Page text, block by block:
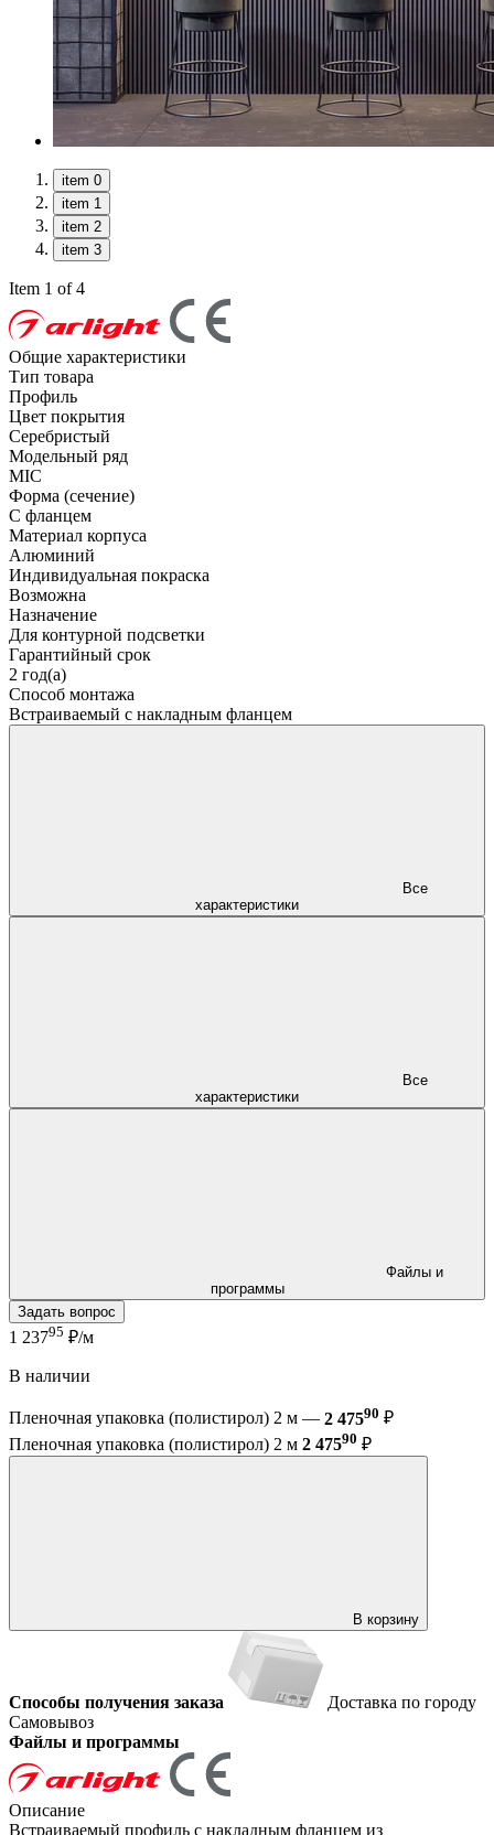
item 0
item 1
item 2
item 3
Item 1 of 4
Общие характеристики
Тип товара
Профиль
Цвет покрытия
Серебристый
Модельный ряд
MIC
Форма (сечение)
С фланцем
Материал корпуса
Алюминий
Индивидуальная покраска
Возможна
Назначение
Для контурной подсветки
Гарантийный срок
2 год(а)
Способ монтажа
Встраиваемый с накладным фланцем
характеристики
характеристики
программы
Задать вопрос
1 23795 ₽/м
В наличии
Пленочная упаковка (полистирол) 2 м — 2 47590 ₽
Пленочная упаковка (полистирол) 2 м 2 47590 ₽
В корзину
Способы получения заказа
Доставка по городу
Самовывоз
Файлы и программы
Описание
Встраиваемый профиль с накладным фланцем из